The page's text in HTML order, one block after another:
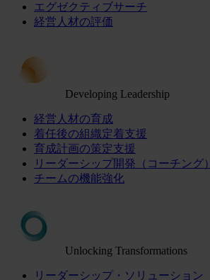
エグゼクティブサーチ
経営人材の評価
Developing Leadership
経営人材の育成
着任後の組織定着支援
育成計画の策定支援
リーダーシップ開発（コーチング）
チームの機能強化
Unlocking Transformations
リーダーシップ・ソリューション